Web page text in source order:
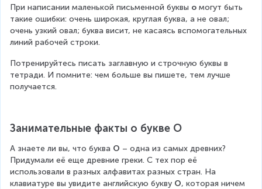
При написании маленькой письменной буквы о могут быть
такие ошибки: очень широкая, круглая буква, а не овал;
очень узкий овал; буква висит, не касаясь вспомогательных
линий рабочей строки.
Потренируйтесь писать заглавную и строчную буквы в
тетради. И помните: чем больше вы пишете, тем лучше
получается.
Занимательные факты о букве О
А знаете ли вы, что буква О – одна из самых древних?
Придумали её еще древние греки. С тех пор её
использовали в разных алфавитах разных стран. На
клавиатуре вы увидите английскую букву О, которая ничем